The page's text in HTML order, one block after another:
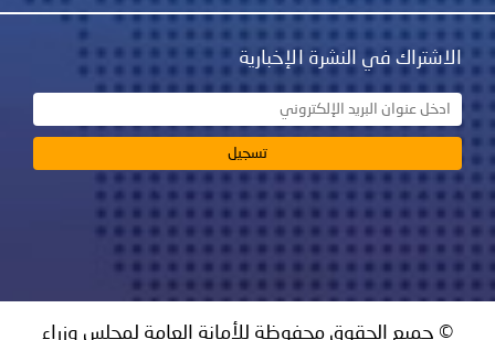
الاشتراك في النشرة الإخبارية
© جميع الحقوق محفوظة للأمانة العامة لمجلس وزراء